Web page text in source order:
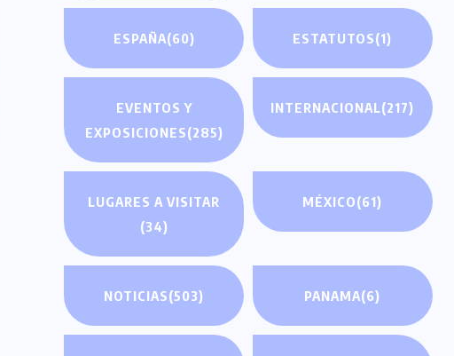
ESPAÑA(60) ESTATUTOS(1)
EVENTOS Y
EXPOSICIONES(285)
INTERNACIONAL(217)
LUGARES A VISITAR
(34)
MÉXICO(61)
NOTICIAS(503) PANAMA(6)